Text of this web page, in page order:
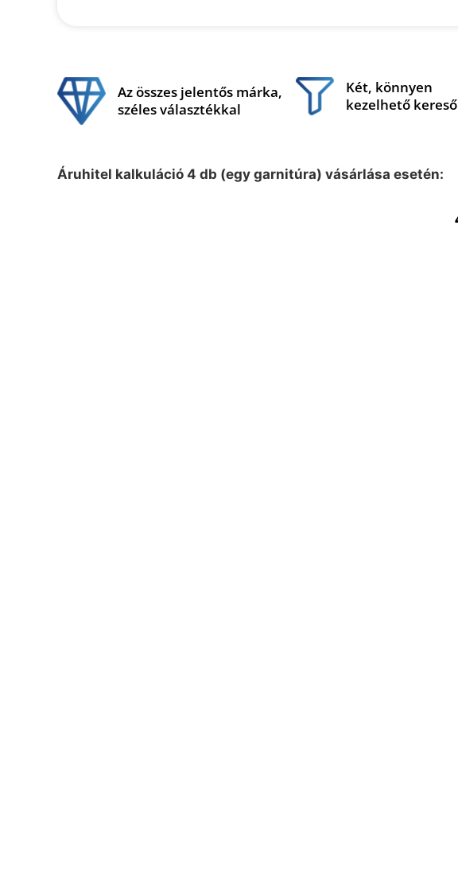
Az összes jelentős márka,
széles választékkal
Két, könnyen
kezelhető kereső
Áruhitel kalkuláció 4 db (egy garnitúra) vásárlása esetén: